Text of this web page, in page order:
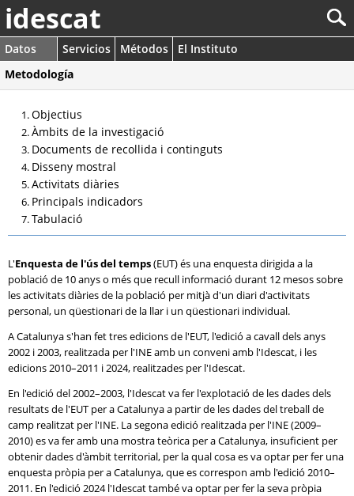
idescat
Datos Servicios Métodos
El Instituto
Metodología
Objectius
Àmbits de la investigació
Documents de recollida i continguts
Disseny mostral
Activitats diàries
Principals indicadors
Tabulació
L'Enquesta de l'ús del temps(EUT) és una enquesta dirigida a la
població de 10 anys o més que recull informació durant 12 mesos sobre
les activitats diàries de la població per mitjà d'un diari d'activitats
personal, un qüestionari de la llar i un qüestionari individual.
A Catalunya s'han fet tres edicions de l'EUT, l'edició a cavall dels anys
2002 i 2003, realitzada per l'INE amb un conveni amb l'Idescat, i les
edicions 2010–2011 i 2024, realitzades per l'Idescat.
En l'edició del 2002–2003, l'Idescat va fer l'explotació de les dades dels
resultats de l'EUT per a Catalunya a partir de les dades del treball de
camp realitzat per l'INE. La segona edició realitzada per l'INE (2009–
2010) es va fer amb una mostra teòrica per a Catalunya, insuficient per
obtenir dades d'àmbit territorial, per la qual cosa es va optar per fer una
enquesta pròpia per a Catalunya, que es correspon amb l'edició 2010–
2011. En l'edició 2024 l'Idescat també va optar per fer la seva pròpia